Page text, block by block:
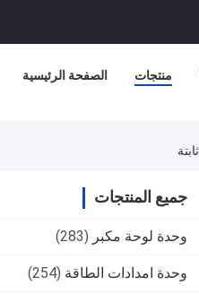
الصفحة الرئيسية منتجات
جميع المنتجات
وحدة لوحة مكبر (283)
وحدة امدادات الطاقة (254)